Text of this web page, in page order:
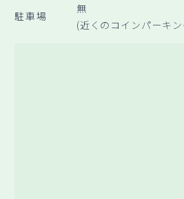
駐車場
無
(近くのコインパーキ